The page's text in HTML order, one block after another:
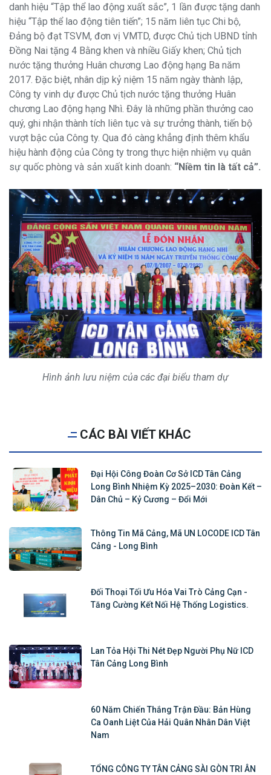
danh hiệu “Tập thể lao động xuất sắc”, 1 lần được tặng danh
hiệu “Tập thể lao động tiên tiến”; 15 năm liên tục Chi bộ,
Đảng bộ đạt TSVM, đơn vị VMTD, được Chủ tịch UBND tỉnh
Đồng Nai tặng 4 Bằng khen và nhiều Giấy khen; Chủ tịch
nước tặng thưởng Huân chương Lao động hạng Ba năm
2017. Đặc biệt, nhân dịp kỷ niệm 15 năm ngày thành lập,
Công ty vinh dự được Chủ tịch nước tặng thưởng Huân
chương Lao động hạng Nhì. Đây là những phần thưởng cao
quý, ghi nhận thành tích liên tục và sự trưởng thành, tiến bộ
vượt bậc của Công ty. Qua đó càng khẳng định thêm khẩu
hiệu hành động của Công ty trong thực hiện nhiệm vụ quân
sự quốc phòng và sản xuất kinh doanh: “Niềm tin là tất cả”.
Hình ảnh lưu niệm của các đại biểu tham dự
CÁC BÀI VIẾT KHÁC
Đại Hội Công Đoàn Cơ Sở ICD Tân Cảng
Long Bình Nhiệm Kỳ 2025–2030: Đoàn Kết –
Dân Chủ – Kỷ Cương – Đổi Mới
Thông Tin Mã Cảng, Mã UN LOCODE ICD Tân
Cảng - Long Bình
Đối Thoại Tối Ưu Hóa Vai Trò Cảng Cạn -
Tăng Cường Kết Nối Hệ Thống Logistics.
Lan Tỏa Hội Thi Nét Đẹp Người Phụ Nữ ICD
Tân Cảng Long Bình
60 Năm Chiến Thắng Trận Đầu: Bản Hùng
Ca Oanh Liệt Của Hải Quân Nhân Dân Việt
Nam
TỔNG CÔNG TY TÂN CẢNG SÀI GÒN TRI ÂN